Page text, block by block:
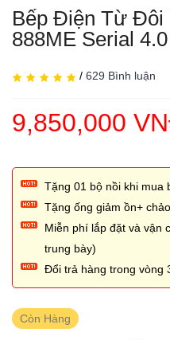
Bếp Điện Từ Đôi
888ME Serial
/ 629 Bình luận
9,850,000
Tặng 01 bộ nồi khi mua
Tặng ống giảm ồn+
Miễn phí lắp đặt và vận
trung bày)
Đổi trả hàng trong vòng
Còn Hàng